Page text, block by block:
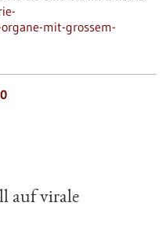
mit-grossem-
auf virale